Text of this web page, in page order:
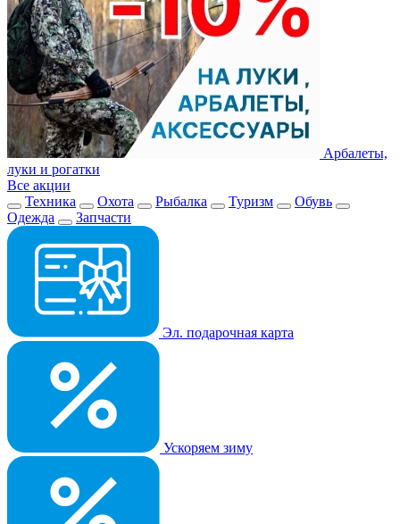
Арбалеты,
луки и рогатки
Все акции
Техника
Охота Рыбалка Туризм
Обувь
Одежда
Запчасти
Эл. подарочная карта
Ускоряем зиму